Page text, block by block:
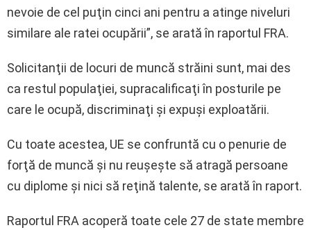
nevoie de cel puţin cinci ani pentru a atinge niveluri
similare ale ratei ocupării”, se arată în raportul FRA.
Solicitanţii de locuri de muncă străini sunt, mai des
ca restul populaţiei, supracalificaţi în posturile pe
care le ocupă, discriminaţi şi expuşi exploatării.
Cu toate acestea, UE se confruntă cu o penurie de
forţă de muncă şi nu reuşeşte să atragă persoane
cu diplome şi nici să reţină talente, se arată în raport.
Raportul FRA acoperă toate cele 27 de state membre